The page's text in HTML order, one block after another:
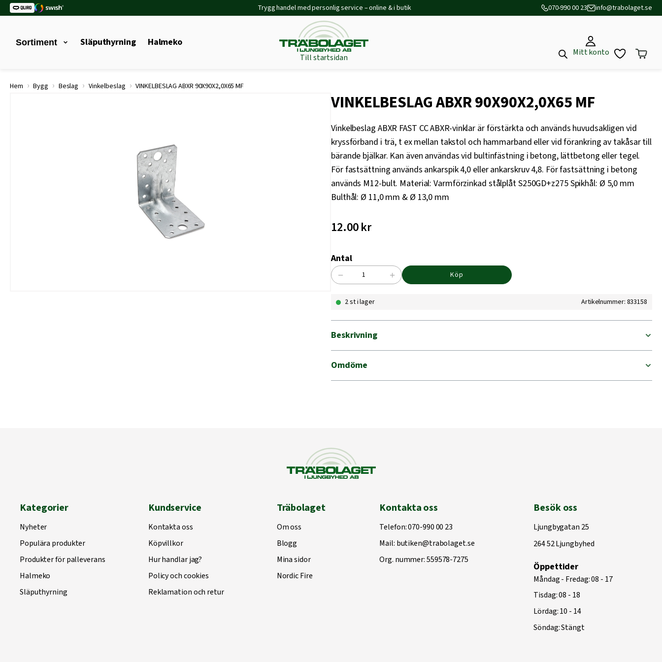
Trygg handel med personlig service – online & i butik 070-990 00 23 info@trabolaget.se
Sortiment Släputhyrning Halmeko
Till startsidan
Mitt konto
Hem › Bygg › Beslag › Vinkelbeslag › VINKELBESLAG ABXR 90X90X2,0X65 MF
VINKELBESLAG ABXR 90X90X2,0X65 MF
Vinkelbeslag ABXR FAST CC ABXR-vinklar är förstärkta och används huvudsakligen vid
kryssförband i trä, t ex mellan takstol och hammarband eller vid förankring av takåsar till
bärande bjälkar. Kan även användas vid bultinfästning i betong, lättbetong eller tegel.
För fastsättning används ankarspik 4,0 eller ankarskruv 4,8. För fastsättning i betong
används M12-bult. Material: Varmförzinkad stålplåt S250GD+z275 Spikhål: Ø 5,0 mm
Bulthål: Ø 11,0 mm & Ø 13,0 mm
12.00kr
Antal
VINKELBESLAG
90X90X2,0X65
mängd
− + Köp
2 st i lager Artikelnummer: 833158
Beskrivning
Omdöme
Kategorier
Nyheter
Populära produkter
Produkter för palleverans
Halmeko
Släputhyrning
Kundservice
Kontakta oss
Köpvillkor
Hur handlar jag?
Policy och cookies
Reklamation och retur
Träbolaget
Om oss
Blogg
Mina sidor
Nordic Fire
Kontakta oss
Telefon:070-990 00 23
Mail: butiken@trabolaget.se
Org. nummer: 559578-7275
Besök oss
Ljungbygatan 25
264 52 Ljungbyhed
Öppettider
Måndag - Fredag: 08 - 17
Tisdag: 08 - 18
Lördag: 10 - 14
Söndag: Stängt